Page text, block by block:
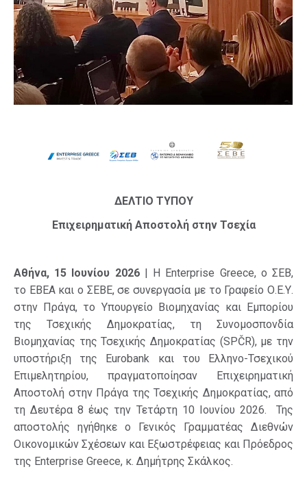
ΔΕΛΤΙΟ ΤΥΠΟΥ
Επιχειρηματική Αποστολή στην Τσεχία
Αθήνα, 15 Ιουνίου 2026| Η Enterprise Greece, ο ΣΕΒ,
το ΕΒΕΑ και ο ΣΕΒΕ, σε συνεργασία με το Γραφείο Ο.Ε.Υ.
στην Πράγα, το Υπουργείο Βιομηχανίας και Εμπορίου
της Τσεχικής Δημοκρατίας, τη Συνομοσπονδία
Βιομηχανίας της Τσεχικής Δημοκρατίας (SPČR), με την
υποστήριξη της Eurobank και του Ελληνο-Τσεχικού
Επιμελητηρίου, πραγματοποίησαν Επιχειρηματική
Αποστολή στην Πράγα της Τσεχικής Δημοκρατίας, από
τη Δευτέρα 8 έως την Τετάρτη 10 Ιουνίου 2026. Της
αποστολής ηγήθηκε ο Γενικός Γραμματέας Διεθνών
Οικονομικών Σχέσεων και Εξωστρέφειας και Πρόεδρος
της Enterprise Greece, κ. Δημήτρης Σκάλκος.